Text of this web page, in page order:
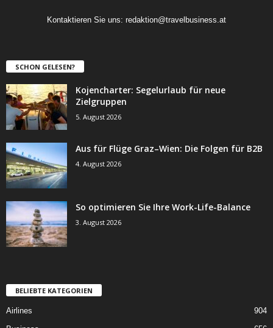
Kontaktieren Sie uns: redaktion@travelbusiness.at
SCHON GELESEN?
Kojencharter: Segelurlaub für neue
Zielgruppen
5. August 2026
Aus für Flüge Graz–Wien: Die Folgen für B2B
4. August 2026
So optimieren Sie Ihre Work-Life-Balance
3. August 2026
BELIEBTE KATEGORIEN
Airlines
904